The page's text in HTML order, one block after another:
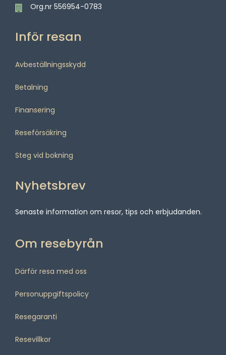
Org.nr 556954-0783
Inför resan
Avbeställningsskydd
Betalning
Finansering
Reseförsäkring
Steg vid bokning
Nyhetsbrev
Senaste information om resor, tips och erbjudanden.
Om resebyrån
Därför resa med oss
Personuppgiftspolicy
Resegaranti
Resevillkor